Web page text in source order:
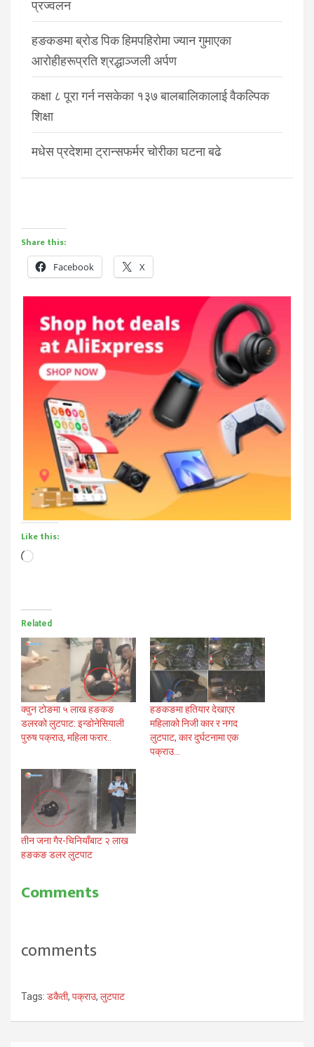
प्रज्वलन
हङकङमा ब्रोड पिक हिमपहिरोमा ज्यान गुमाएका
आरोहीहरूप्रति श्रद्धाञ्जली अर्पण
कक्षा ८ पूरा गर्न नसकेका १३७ बालबालिकालाई वैकल्पिक
शिक्षा
मधेस प्रदेशमा ट्रान्सफर्मर चोरीका घटना बढे
Share this:
Facebook X
Like this:
Loading…
Related
क्वुन टोङमा ५ लाख हङकङ
डलरको लुटपाट: इन्डोनेसियाली
पुरुष पक्राउ, महिला फरार..
हङकङमा हतियार देखाएर
महिलाको निजी कार र नगद
लुटपाट, कार दुर्घटनामा एक
पक्राउ…
तीन जना गैर-चिनियाँबाट २ लाख
हङकङ डलर लुटपाट
Comments
comments
Tags: डकैती, पक्राउ, लुटपाट